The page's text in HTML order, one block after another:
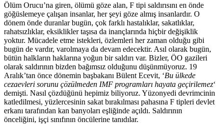
Ölüm Orucu’na giren, ölümü göze alan, F tipi saldırısını en önde
göğüslemeye çalışan insanlar, her şeyi göze almış insanlardır. O
dönem önde duranlar bugün, çok farklı hastalıklar, sakatlıklar,
rahatsızlıklar, eksiklikler taşısa da inançlarında hiçbir değişiklik
yoktur. Mücadele etme istekleri, özlemleri her zaman olduğu gibi
bugün de vardır, varolmaya da devam edecektir. Asıl olarak bugün,
bütün halkların haklarına yoğun bir saldırı var. Bizler, ÖO gazileri
olarak saldırının bizden bağımsız olduğunu düşünmüyoruz. 19
Aralık’tan önce dönemin başbakanı Bülent Ecevit, ‘Bu ülkede
cezaevleri sorunu çözülmeden IMF programları hayata geçirilemez‘
demişti. Nasıl çözdüğünü hepimiz biliyoruz. Yüzonyedi devrimcinin
katledilmesi, yüzlercesinin sakat bırakılması pahasına F tipleri devlet
erkanı tarafından kan banyoları eşliğinde açıldı. Saldırının
önceliğini, işçi sınıfının öncülerine tanıdılar.